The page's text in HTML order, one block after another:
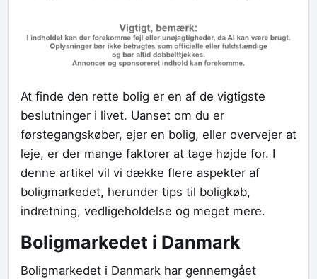
At finde den rette bolig er en af de vigtigste
beslutninger i livet. Uanset om du er
førstegangskøber, ejer en bolig, eller overvejer at
leje, er der mange faktorer at tage højde for. I
denne artikel vil vi dække flere aspekter af
boligmarkedet, herunder tips til boligkøb,
indretning, vedligeholdelse og meget mere.
Boligmarkedet i Danmark
Boligmarkedet i Danmark har gennemgået